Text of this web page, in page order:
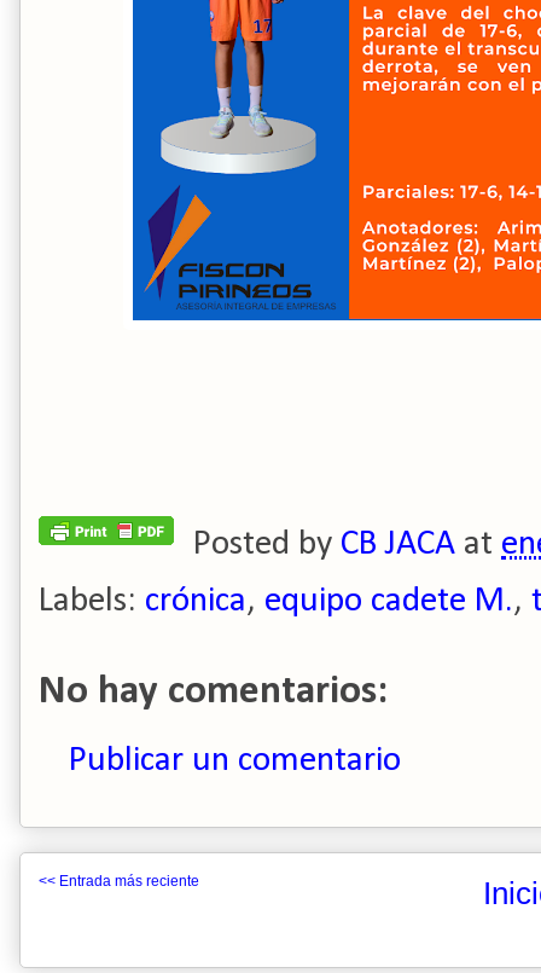
Posted by CB JACA at
Labels: crónica, equipo cadete M.,
No hay comentarios:
Publicar un comentario
<< Entrada más reciente